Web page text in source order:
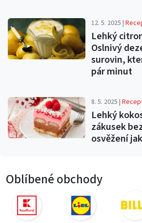
12. 5. 2025 |
Lehký
Oslnivý
surovin,
pár minut
8. 5. 2025 |
Lehký
zákusek
osvěžení
Oblíbené obchody